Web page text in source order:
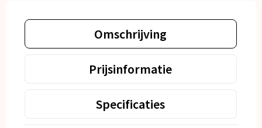
Omschrijving
Prijsinformatie
Specificaties